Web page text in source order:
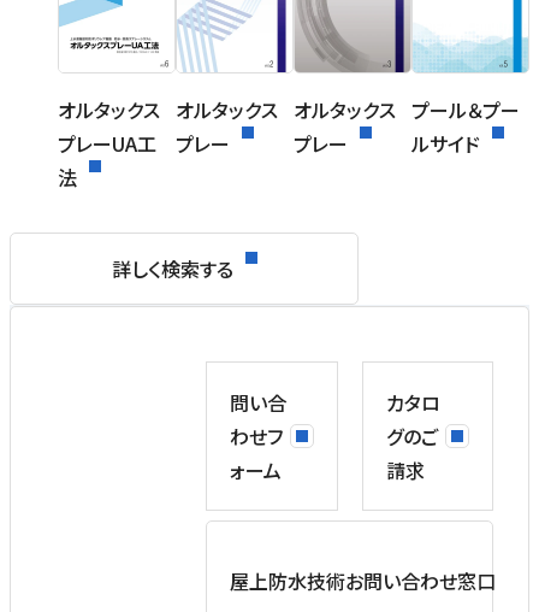
オルタックス
プレーUA工
法
オルタックス
プレー
オルタックス
プレー
プール＆プー
ルサイド
詳しく検索する
問い合
わせフ
ォーム
カタロ
グのご
請求
屋上防水技術お問い合わせ窓口